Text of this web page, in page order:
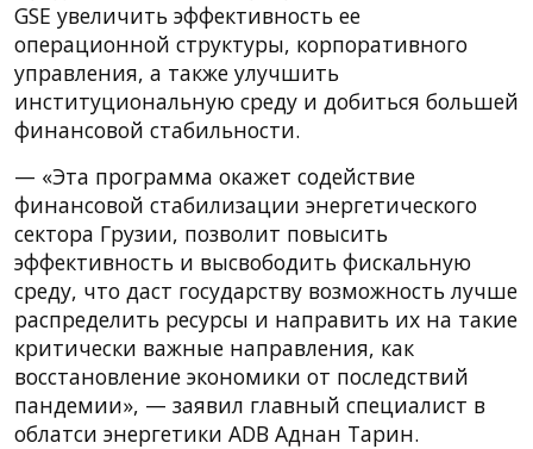
GSE увеличить эффективность ее
операционной структуры, корпоративного
управления, а также улучшить
институциональную среду и добиться большей
финансовой стабильности.
— «Эта программа окажет содействие
финансовой стабилизации энергетического
сектора Грузии, позволит повысить
эффективность и высвободить фискальную
среду, что даст государству возможность лучше
распределить ресурсы и направить их на такие
критически важные направления, как
восстановление экономики от последствий
пандемии», — заявил главный специалист в
облатси энергетики ADB Аднан Тарин.